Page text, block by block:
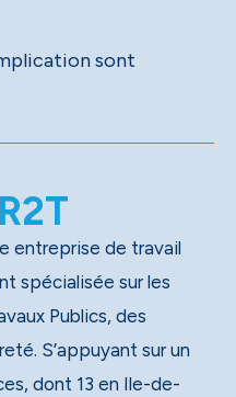
sont
entreprise de travail
spécialisée sur les
Publics, des
un
dont 13 en Ile-de-